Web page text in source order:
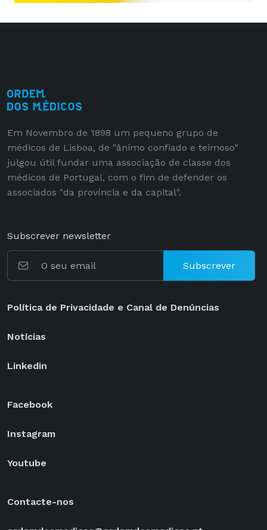
Em Novembro de 1898 um pequeno grupo de
médicos de Lisboa, de "ânimo confiado e teimoso"
julgou útil fundar uma associação de classe dos
médicos de Portugal, com o fim de defender os
associados "da província e da capital".
Subscrever newsletter
Subscrever
Política de Privacidade e Canal de Denúncias
Notícias
Linkedin
Facebook
Instagram
Youtube
Contacte-nos